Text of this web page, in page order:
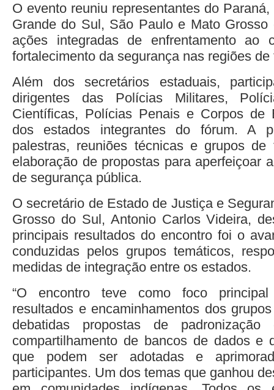
O evento reuniu representantes do
Grande do Sul, São Paulo e Mato
ações integradas de enfrentamento ao
fortalecimento da segurança nas regiões
Além dos secretários estaduais,
dirigentes das Polícias Militares,
Científicas, Polícias Penais e Corpos de
dos estados integrantes do fórum. A
palestras, reuniões técnicas e grupos de
elaboração de propostas para aperfeiçoar
de segurança pública.
O secretário de Estado de Justiça e
Grosso do Sul, Antonio Carlos Videira,
principais resultados do encontro foi o
conduzidas pelos grupos temáticos,
medidas de integração entre os estados.
“O encontro teve como foco
resultados e encaminhamentos dos
debatidas propostas de padronização
compartilhamento de bancos de dados e
que podem ser adotadas e
participantes. Um dos temas que ganhou